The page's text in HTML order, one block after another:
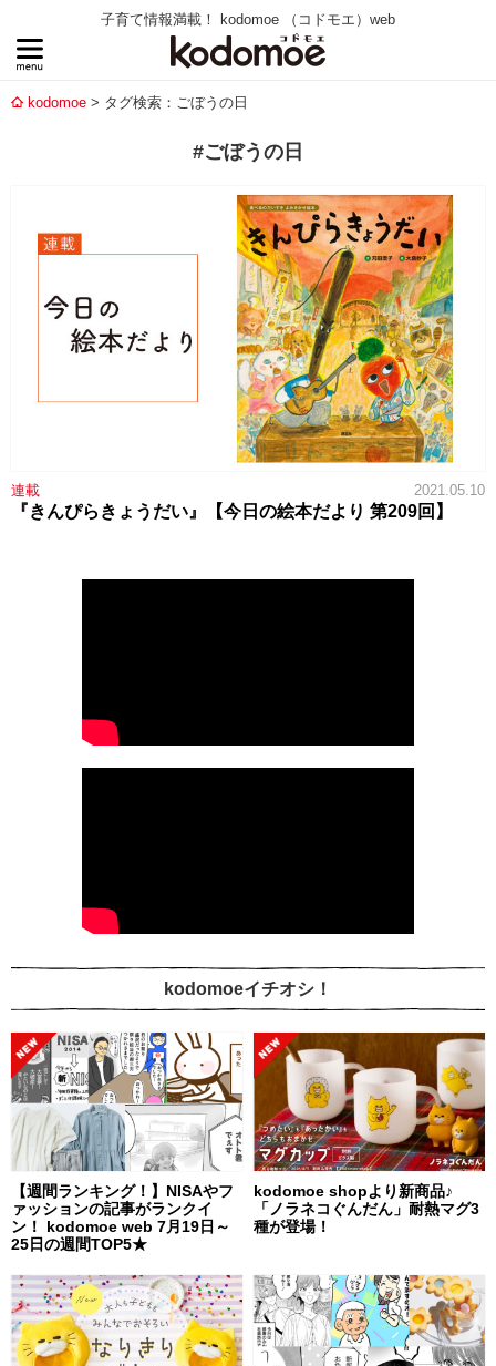
子育て情報満載！ kodomoe （コドモエ）web
kodomoe タグ検索：ごぼうの日
#ごぼうの日
連載 2021.05.10
『きんぴらきょうだい』【今日の絵本だより 第209回】
kodomoeイチオシ！
【週間ランキング！】NISAやフ
ァッションの記事がランクイ
ン！ kodomoe web 7月19日～
25日の週間TOP5★
kodomoe shopより新商品♪
「ノラネコぐんだん」耐熱マグ3
種が登場！